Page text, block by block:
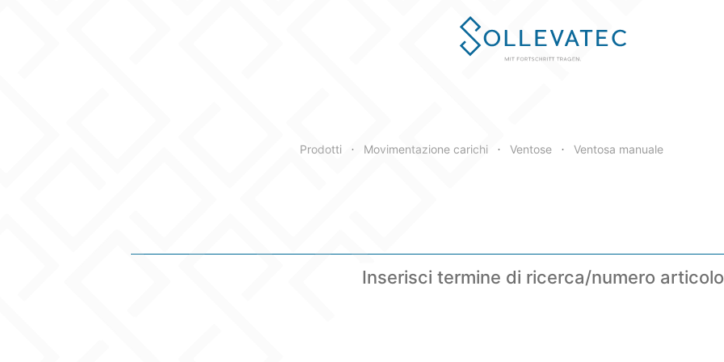
Prodotti • Movimentazione carichi • Ventose • Ventosa manuale
Inserisci termine di ricerca/numero articolo